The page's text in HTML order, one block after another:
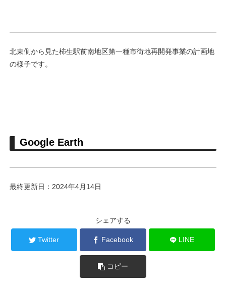
北東側から見た柿生駅前南地区第一種市街地再開発事業の計画地
の様子です。
Google Earth
最終更新日：2024年4月14日
シェアする
Twitter Facebook LINE
コピー